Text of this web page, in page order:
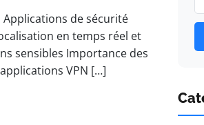
Applications de sécurité
en temps réel et
sensibles Importance des
VPN […]